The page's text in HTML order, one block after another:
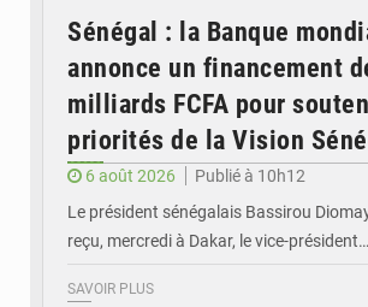
Sénégal : la Banque
annonce un financement
milliards FCFA pour
priorités de la Vision
6 août 2026
Publié à 10h12
Le président sénégalais Bassirou
reçu, mercredi à Dakar, le vice-président…
SAVOIR PLUS